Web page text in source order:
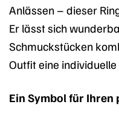
Anlässen – dieser
Er lässt sich
Schmuckstücken
Outfit eine individuelle
Ein Symbol für Ihren